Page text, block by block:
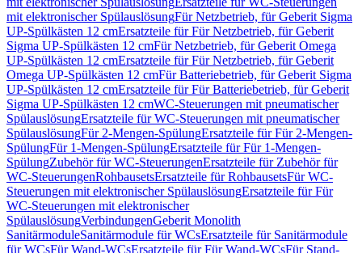
mit elektronischer SpülauslösungFür Netzbetrieb, für Geberit Sigma
UP-Spülkästen 12 cmErsatzteile für Für Netzbetrieb, für Geberit
Sigma UP-Spülkästen 12 cmFür Netzbetrieb, für Geberit Omega
UP-Spülkästen 12 cmErsatzteile für Für Netzbetrieb, für Geberit
Omega UP-Spülkästen 12 cmFür Batteriebetrieb, für Geberit Sigma
UP-Spülkästen 12 cmErsatzteile für Für Batteriebetrieb, für Geberit
Sigma UP-Spülkästen 12 cmWC-Steuerungen mit pneumatischer
SpülauslösungErsatzteile für WC-Steuerungen mit pneumatischer
SpülauslösungFür 2-Mengen-SpülungErsatzteile für Für 2-Mengen-
SpülungFür 1-Mengen-SpülungErsatzteile für Für 1-Mengen-
SpülungZubehör für WC-SteuerungenErsatzteile für Zubehör für
WC-SteuerungenRohbausetsErsatzteile für RohbausetsFür WC-
Steuerungen mit elektronischer SpülauslösungErsatzteile für Für
WC-Steuerungen mit elektronischer
SpülauslösungVerbindungenGeberit Monolith
SanitärmoduleSanitärmodule für WCsErsatzteile für Sanitärmodule
für WCsFür Wand-WCsErsatzteile für Für Wand-WCsFür Stand-